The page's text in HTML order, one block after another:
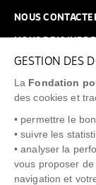
GESTION DES
La Fondation
des cookies et
• permettre le
• suivre les
• analyser la
vous proposer
navigation et
NOUS
FAQ
NEWSLETTER
"Allô